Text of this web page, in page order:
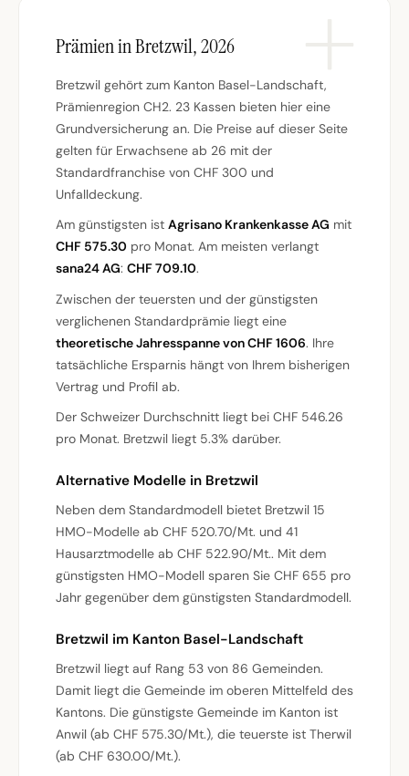
Prämien in Bretzwil, 2026
Bretzwil gehört zum Kanton Basel-Landschaft,
Prämienregion CH2. 23 Kassen bieten hier eine
Grundversicherung an. Die Preise auf dieser Seite
gelten für Erwachsene ab 26 mit der
Standardfranchise von CHF 300 und
Unfalldeckung.
Am günstigsten ist Agrisano Krankenkasse AG mit
CHF 575.30 pro Monat. Am meisten verlangt
sana24 AG: CHF 709.10.
Zwischen der teuersten und der günstigsten
verglichenen Standardprämie liegt eine
theoretische Jahresspanne von CHF 1606. Ihre
tatsächliche Ersparnis hängt von Ihrem bisherigen
Vertrag und Profil ab.
Der Schweizer Durchschnitt liegt bei CHF 546.26
pro Monat. Bretzwil liegt 5.3% darüber.
Alternative Modelle in Bretzwil
Neben dem Standardmodell bietet Bretzwil 15
HMO-Modelle ab CHF 520.70/Mt. und 41
Hausarztmodelle ab CHF 522.90/Mt.. Mit dem
günstigsten HMO-Modell sparen Sie CHF 655 pro
Jahr gegenüber dem günstigsten Standardmodell.
Bretzwil im Kanton Basel-Landschaft
Bretzwil liegt auf Rang 53 von 86 Gemeinden.
Damit liegt die Gemeinde im oberen Mittelfeld des
Kantons. Die günstigste Gemeinde im Kanton ist
Anwil (ab CHF 575.30/Mt.), die teuerste ist Therwil
(ab CHF 630.00/Mt.).